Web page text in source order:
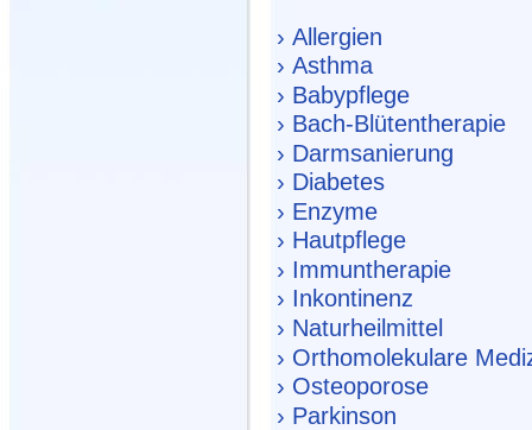
› Allergien
› Asthma
› Babypflege
› Bach-Blütentherapie
› Darmsanierung
› Diabetes
› Enzyme
› Hautpflege
› Immuntherapie
› Inkontinenz
› Naturheilmittel
› Orthomolekulare
› Osteoporose
› Parkinson